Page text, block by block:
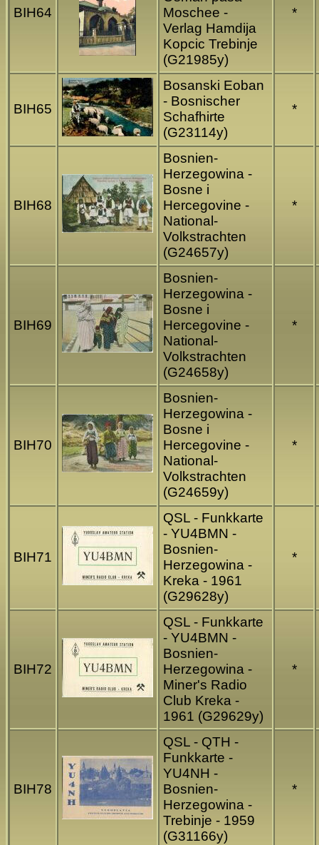
BIH64
Moschee -
Verlag Hamdija
Kopcic Trebinje
(G21985y)
*
BIH65
Bosanski Eoban
- Bosnischer
Schafhirte
(G23114y)
*
BIH68
Bosnien-
Herzegowina -
Bosne i
Hercegovine -
National-
Volkstrachten
(G24657y)
*
BIH69
Bosnien-
Herzegowina -
Bosne i
Hercegovine -
National-
Volkstrachten
(G24658y)
*
BIH70
Bosnien-
Herzegowina -
Bosne i
Hercegovine -
National-
Volkstrachten
(G24659y)
*
BIH71
QSL - Funkkarte
- YU4BMN -
Bosnien-
Herzegowina -
Kreka - 1961
(G29628y)
*
BIH72
QSL - Funkkarte
- YU4BMN -
Bosnien-
Herzegowina -
Miner's Radio
Club Kreka -
1961 (G29629y)
*
BIH78
QSL - QTH -
Funkkarte -
YU4NH -
Bosnien-
Herzegowina -
Trebinje - 1959
(G31166y)
*